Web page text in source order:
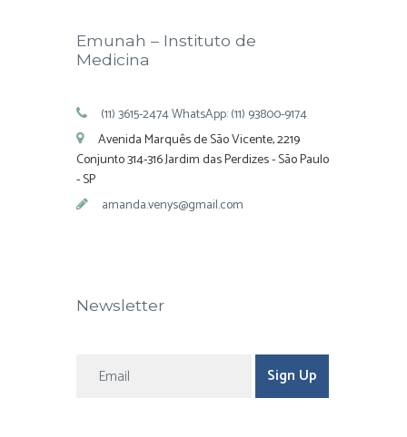
Emunah – Instituto de
Medicina
(11) 3615-2474 WhatsApp: (11) 93800-9174
Avenida Marquês de São Vicente, 2219
Conjunto 314-316 Jardim das Perdizes - São Paulo
- SP
amanda.venys@gmail.com
Newsletter